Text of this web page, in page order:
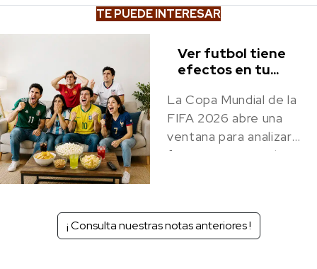
TE PUEDE INTERESAR
Ver futbol tiene
efectos en tu
y sociedad
La Copa Mundial de la
FIFA 2026 abre una
ventana para analizar
fenómenos complejos
desarrollo económico
¡ Consulta nuestras notas anteriores !